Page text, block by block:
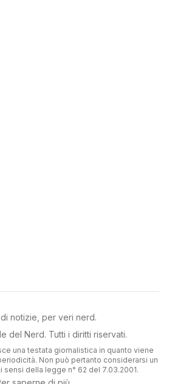
notizie, per veri nerd.
del Nerd. Tutti i diritti riservati.
una testata giornalistica in quanto viene
Non può pertanto considerarsi un
della legge n° 62 del 7.03.2001.